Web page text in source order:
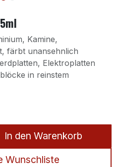
Kamine,
färbt unansehnlich
Elektroplatten
in reinstem
In den Warenkorb
Wunschliste